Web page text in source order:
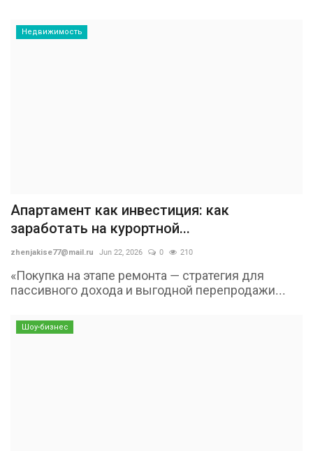
Недвижимость
Апартамент как инвестиция: как
заработать на курортной...
zhenjakise77@mail.ru Jun 22, 2026 0 210
«Покупка на этапе ремонта — стратегия для
пассивного дохода и выгодной перепродажи...
Шоу-бизнес